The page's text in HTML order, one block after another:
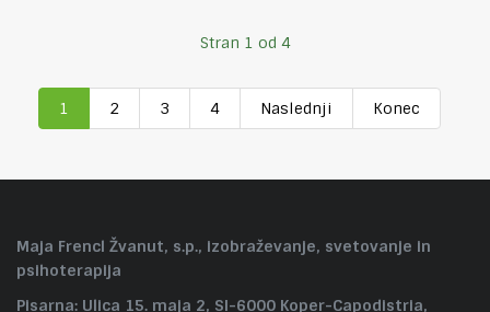
Stran 1 od 4
1 2 3 4 Naslednji Konec
Maja Frencl Žvanut, s.p., izobraževanje, svetovanje in
psihoterapija
Pisarna: Ulica 15. maja 2, SI-6000 Koper-Capodistria,